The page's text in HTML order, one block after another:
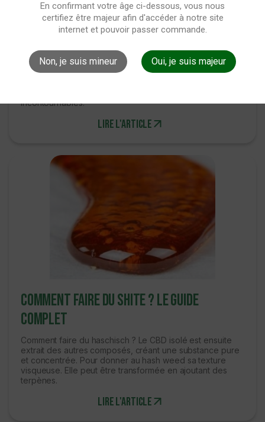
En confirmant votre âge ci-dessous, vous nous
certifiez être majeur afin d'accéder à notre site
internet et pouvoir passer commande.
Non, je suis mineur Oui, je suis majeur
C'est quoi la moon Rock CBD ?
De plus en plus de produits à base de CBD deviennent
les stars du domaine. Si certaines variétés comme la
Moonrock, l'Ice Rock ou encore la Sun Rock étaient
incontournables.
Lire l'article
Comment faire du shite ? Le guide
complet
Comment faire du haschisch ? Le CBD isolé est ensuite
extrait des autres composés, créant une substance pure
et concentrée. Pour donner au hash weed sa texture
visqueuse. Elle peut être transformée en ajoutant des
terpènes.
Lire l'article